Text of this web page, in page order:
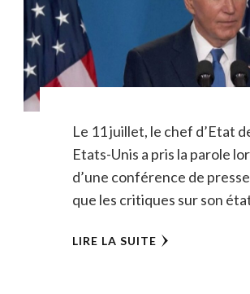
Le 11 juillet, le chef d’Etat
Etats-Unis a pris la parole
d’une conférence de
que les critiques sur son
LIRE LA SUITE